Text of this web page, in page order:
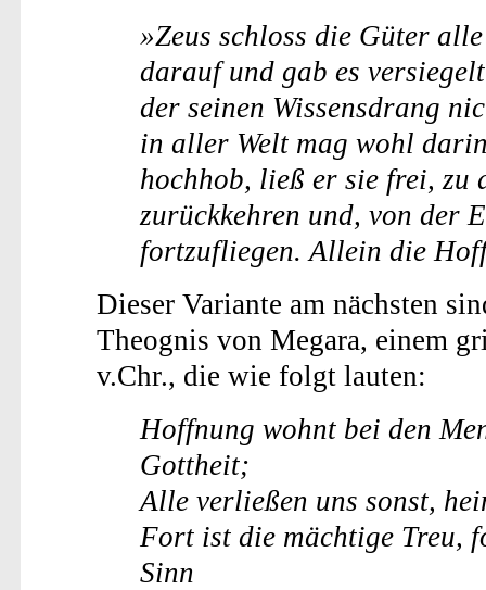
»Zeus schloss die Güter
darauf und gab es
der seinen Wissensdrang
in aller Welt mag wohl
hochhob, ließ er sie frei, zu
zurückkehren und, von der
fortzufliegen. Allein die
Dieser Variante am nächsten
Theognis von Megara, einem
v.Chr., die wie folgt lauten:
Hoffnung wohnt bei den
Gottheit;
Alle verließen uns sonst,
Fort ist die mächtige Treu,
Sinn